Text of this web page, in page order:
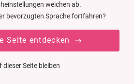
weichen ab.
bevorzugten Sprache fortfahren?
Seite entdecken
dieser Seite bleiben